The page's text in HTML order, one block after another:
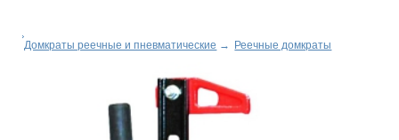
Домкраты реечные и пневматические → Реечные домкраты